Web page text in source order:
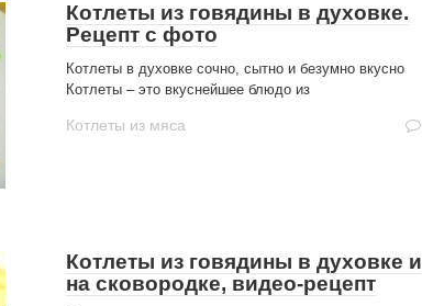
Котлеты из говядины в духовке.
Рецепт с фото
Котлеты в духовке сочно, сытно и безумно вкусно
Котлеты – это вкуснейшее блюдо из
Котлеты из мяса
Котлеты из говядины в духовке и
на сковородке, видео-рецепт